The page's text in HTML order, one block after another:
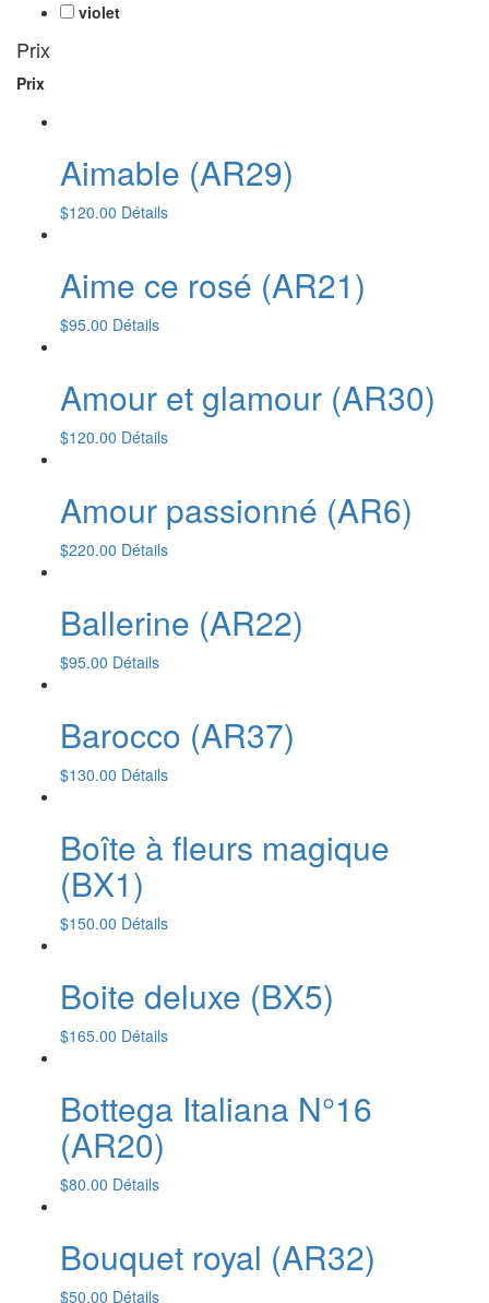
violet
Prix
Prix
Aimable (AR29)
$120.00 Détails
Aime ce rosé (AR21)
$95.00 Détails
Amour et glamour (AR30)
$120.00 Détails
Amour passionné (AR6)
$220.00 Détails
Ballerine (AR22)
$95.00 Détails
Barocco (AR37)
$130.00 Détails
Boîte à fleurs magique
(BX1)
$150.00 Détails
Boite deluxe (BX5)
$165.00 Détails
Bottega Italiana N°16
(AR20)
$80.00 Détails
Bouquet royal (AR32)
$50.00 Détails